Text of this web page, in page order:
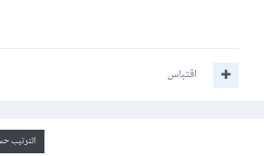
اقتباس
الترتيب